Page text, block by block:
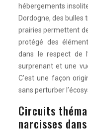
hébergements
Dordogne, des
prairies permettent
protégé des
dans le respect de
surprenant et une
C’est une façon
sans perturber
Circuits
narcisses